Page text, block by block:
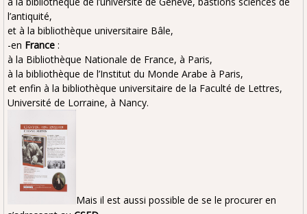
l’antiquité,
et à la bibliothèque universitaire Bâle,
-en France :
à la Bibliothèque Nationale de France, à Paris,
à la bibliothèque de l’Institut du Monde Arabe à Paris,
et enfin à la bibliothèque universitaire de la Faculté de Lettres,
Université de Lorraine, à Nancy.
Mais il est aussi possible de se le procurer en